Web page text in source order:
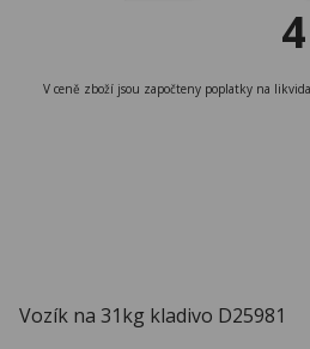
V ceně zboží jsou započteny poplatky na
Vozík na 31kg kladivo D25981